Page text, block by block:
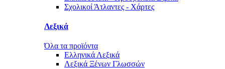
Σχολικοί Άτλαντες - Χάρτες
Λεξικά
Όλα τα προϊόντα
Ελληνικά Λεξικά
Λεξικά Ξένων Γλωσσών